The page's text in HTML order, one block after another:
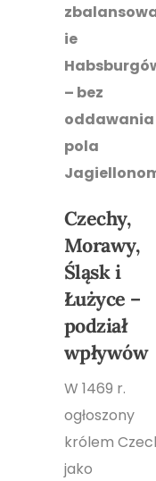
ie
– bez
oddawania
pola
Czechy,
Morawy,
Śląsk i
Łużyce –
podział
wpływów
W 1469 r.
ogłoszony
królem
jako